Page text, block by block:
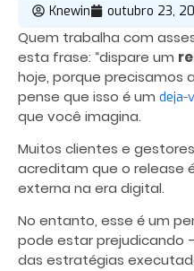
Knewin outubro 23,
Quem trabalha com
esta frase: “dispare um
hoje, porque precisamos
pense que isso é um deja-
que você imagina.
Muitos clientes e
acreditam que o release
externa na era digital.
No entanto, esse é um
pode estar prejudicando
das estratégias